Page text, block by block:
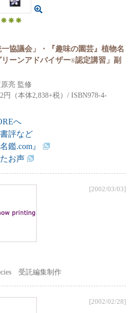
協議会」・『趣味の園芸』植物名
ーンアドバイザー®認定講習」副
亮 監修
（本体2,838+税）/ ISBN978-4-
へ
評など
鑑.com』
お声
受託編集制作
[2002/03/03]
[2002/02/28]